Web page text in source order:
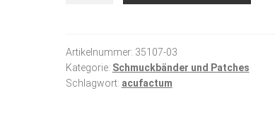
cm
breit
Menge
Artikelnummer: 35107-03
Kategorie: Schmuckbänder und Patches
Schlagwort: acufactum